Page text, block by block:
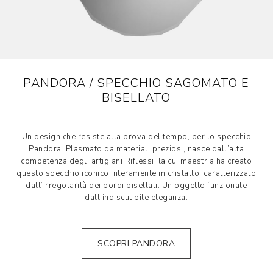
PANDORA / SPECCHIO SAGOMATO E
BISELLATO
Un design che resiste alla prova del tempo, per lo specchio
Pandora. Plasmato da materiali preziosi, nasce dall’alta
competenza degli artigiani Riflessi, la cui maestria ha creato
questo specchio iconico interamente in cristallo, caratterizzato
dall’irregolarità dei bordi bisellati. Un oggetto funzionale
dall’indiscutibile eleganza.
SCOPRI PANDORA